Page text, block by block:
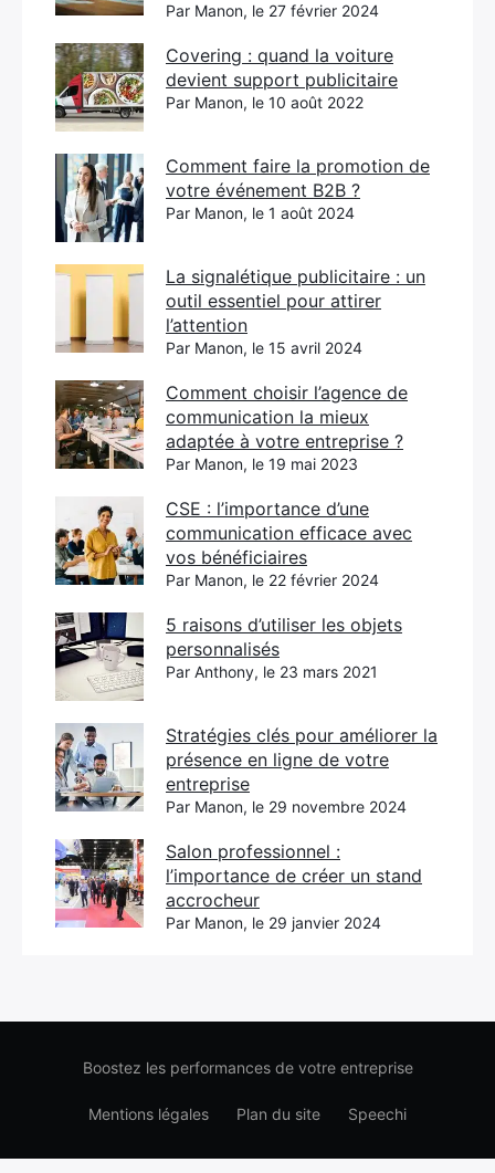
Par Manon, le 27 février 2024
Covering : quand la voiture
devient support publicitaire
Par Manon, le 10 août 2022
Comment faire la promotion de
votre événement B2B ?
Par Manon, le 1 août 2024
La signalétique publicitaire : un
outil essentiel pour attirer
l’attention
Par Manon, le 15 avril 2024
Comment choisir l’agence de
communication la mieux
adaptée à votre entreprise ?
Par Manon, le 19 mai 2023
CSE : l’importance d’une
communication efficace avec
vos bénéficiaires
Par Manon, le 22 février 2024
5 raisons d’utiliser les objets
personnalisés
Par Anthony, le 23 mars 2021
Stratégies clés pour améliorer la
présence en ligne de votre
entreprise
Par Manon, le 29 novembre 2024
Salon professionnel :
l’importance de créer un stand
accrocheur
Par Manon, le 29 janvier 2024
Boostez les performances de votre entreprise
Mentions légales Plan du site Speechi